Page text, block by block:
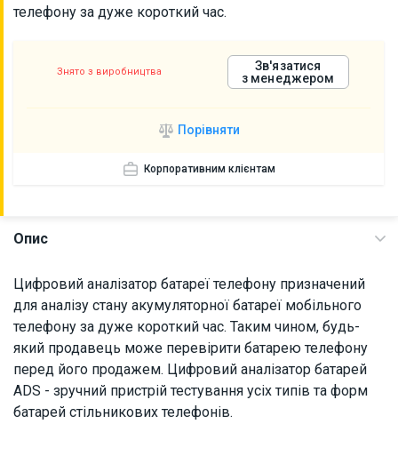
телефону за дуже короткий час.
Знято з виробництва
Зв'язатися
з менеджером
Порівняти
Корпоративним клієнтам
Опис
Цифровий аналізатор батареї телефону призначений
для аналізу стану акумуляторної батареї мобільного
телефону за дуже короткий час. Таким чином, будь-
який продавець може перевірити батарею телефону
перед його продажем. Цифровий аналізатор батарей
ADS - зручний пристрій тестування усіх типів та форм
батарей стільникових телефонів.